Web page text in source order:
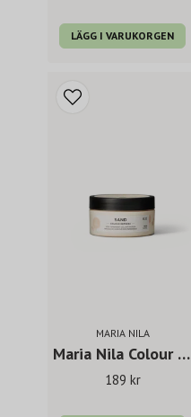
LÄGG I VARUKORGEN
MARIA NILA
Maria Nila Colour Refresh Honey Blonde 100 ml
189 kr